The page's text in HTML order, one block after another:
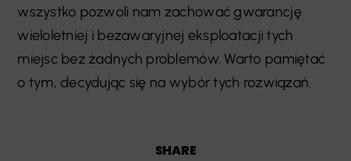
SHARE
wszystko pozwoli nam zachować gwarancję
wieloletniej i bezawaryjnej eksploatacji tych
miejsc bez żadnych problemów. Warto pamiętać
o tym, decydując się na wybór tych rozwiązań.